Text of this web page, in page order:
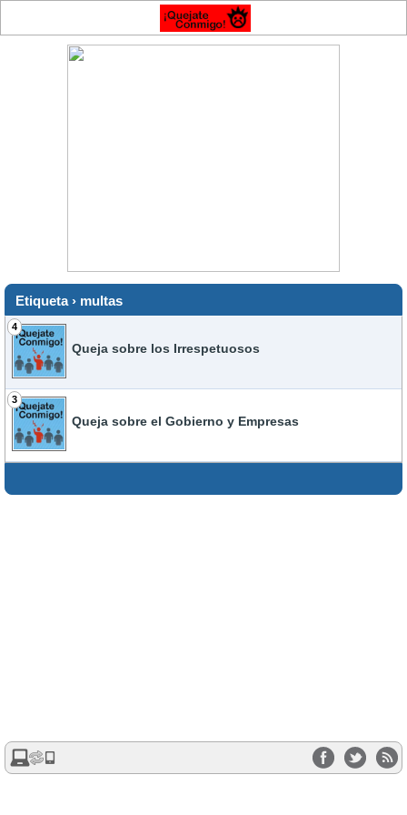
Etiqueta › multas
4
Queja sobre los Irrespetuosos
3
Queja sobre el Gobierno y Empresas